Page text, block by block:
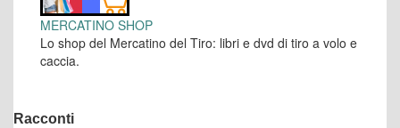
MERCATINO SHOP
Lo shop del Mercatino del Tiro: libri e dvd di tiro a volo e
caccia.
Racconti